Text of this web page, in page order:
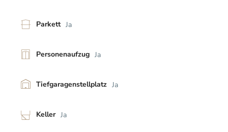
Parkett Ja
Personenaufzug Ja
Tiefgaragenstellplatz Ja
Keller Ja